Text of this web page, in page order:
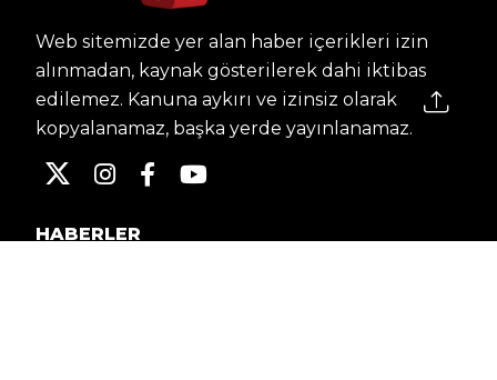
Web sitemizde yer alan haber içerikleri izin
alınmadan, kaynak gösterilerek dahi iktibas
edilemez. Kanuna aykırı ve izinsiz olarak
kopyalanamaz, başka yerde yayınlanamaz.
HABERLER